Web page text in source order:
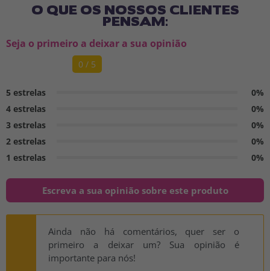
O QUE OS NOSSOS CLIENTES
PENSAM:
Seja o primeiro a deixar a sua opinião
0 / 5
5 estrelas
0%
4 estrelas
0%
3 estrelas
0%
2 estrelas
0%
1 estrelas
0%
Escreva a sua opinião sobre este produto
Ainda não há comentários, quer ser o
primeiro a deixar um? Sua opinião é
importante para nós!